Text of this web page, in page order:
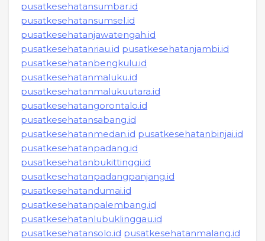
pusatkesehatansumbar.id
pusatkesehatansumsel.id
pusatkesehatanjawatengah.id
pusatkesehatanriau.id pusatkesehatanjambi.id
pusatkesehatanbengkulu.id
pusatkesehatanmaluku.id
pusatkesehatanmalukuutara.id
pusatkesehatangorontalo.id
pusatkesehatansabang.id
pusatkesehatanmedan.id pusatkesehatanbinjai.id
pusatkesehatanpadang.id
pusatkesehatanbukittinggi.id
pusatkesehatanpadangpanjang.id
pusatkesehatandumai.id
pusatkesehatanpalembang.id
pusatkesehatanlubuklinggau.id
pusatkesehatansolo.id pusatkesehatanmalang.id